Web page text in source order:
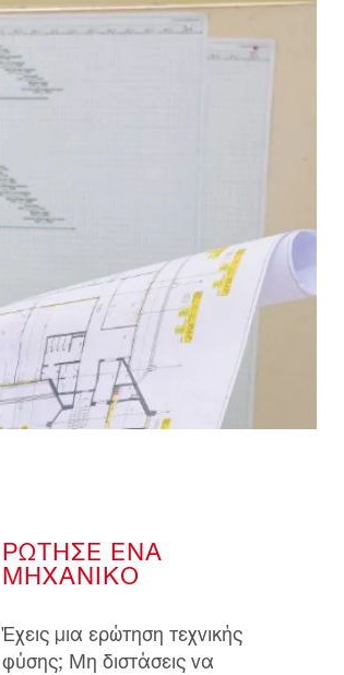
ΡΩΤΗΣΕ ΕΝΑ
ΜΗΧΑΝΙΚΟ
Έχεις μια ερώτηση τεχνικής
φύσης; Μη διστάσεις να